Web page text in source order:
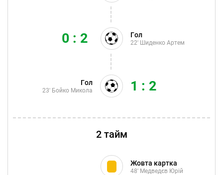
Гол
22' Шиденко Артем
0 : 2
Гол
23' Бойко Микола 1 : 2
2 тайм
Жовта картка
48' Медведєв Юрій